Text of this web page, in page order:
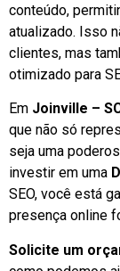
conteúdo,
atualizado. Isso
clientes, mas
otimizado para
Em Joinville –
que não só
seja uma
investir em uma
SEO, você está
presença online
Solicite um